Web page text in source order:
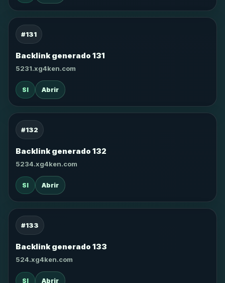
#131
Backlink generado 131
5231.xg4ken.com
SI Abrir
#132
Backlink generado 132
5234.xg4ken.com
SI Abrir
#133
Backlink generado 133
524.xg4ken.com
SI Abrir